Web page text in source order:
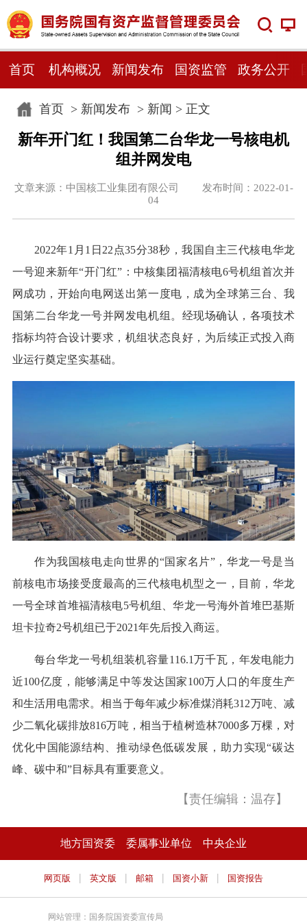
首页 机构概况 新闻发布 国资监管 政务公开
首页> 新闻发布> 新闻 > 正文
新年开门红！我国第二台华龙一号核电机
组并网发电
文章来源：中国核工业集团有限公司 发布时间：2022-01-
04
2022年1月1日22点35分38秒，我国自主三代核电华龙
一号迎来新年“开门红”：中核集团福清核电6号机组首次并
网成功，开始向电网送出第一度电，成为全球第三台、我
国第二台华龙一号并网发电机组。经现场确认，各项技术
指标均符合设计要求，机组状态良好，为后续正式投入商
业运行奠定坚实基础。
作为我国核电走向世界的“国家名片”，华龙一号是当
前核电市场接受度最高的三代核电机型之一，目前，华龙
一号全球首堆福清核电5号机组、华龙一号海外首堆巴基斯
坦卡拉奇2号机组已于2021年先后投入商运。
每台华龙一号机组装机容量116.1万千瓦，年发电能力
近100亿度，能够满足中等发达国家100万人口的年度生产
和生活用电需求。相当于每年减少标准煤消耗312万吨、减
少二氧化碳排放816万吨，相当于植树造林7000多万棵，对
优化中国能源结构、推动绿色低碳发展，助力实现“碳达
峰、碳中和”目标具有重要意义。
【责任编辑：温存】
地方国资委 委属事业单位 中央企业
网页版 | 英文版 | 邮箱 | 国资小新 | 国资报告
网站管理：国务院国资委宣传局